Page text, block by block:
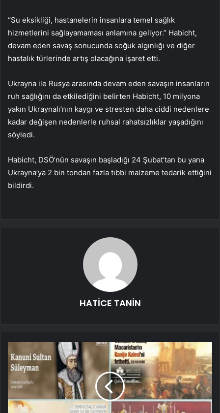
“Su eksikliği, hastanelerin insanlara temel sağlık
hizmetlerini sağlayamaması anlamına geliyor.” Habicht,
devam eden savaş sonucunda soğuk algınlığı ve diğer
hastalık türlerinde artış olacağına işaret etti.
Ukrayna ile Rusya arasında devam eden savaşın insanların
ruh sağlığını da etkilediğini belirten Habicht, 10 milyona
yakın Ukraynalı’nın kaygı ve stresten daha ciddi nedenlere
kadar değişen nedenlerle ruhsal rahatsızlıklar yaşadığını
söyledi.
Habicht, DSÖ’nün savaşın başladığı 24 Şubat’tan bu yana
Ukrayna’ya 2 bin tondan fazla tıbbi malzeme tedarik ettiğini
bildirdi.
HATİCE TANİN